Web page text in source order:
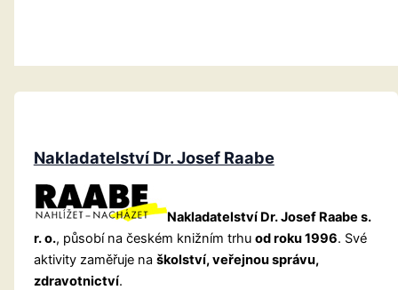
Nakladatelství Dr. Josef Raabe
Nakladatelství Dr. Josef Raabe s.
r. o., působí na českém knižním trhu od roku 1996. Své
aktivity zaměřuje na školství, veřejnou správu,
zdravotnictví.